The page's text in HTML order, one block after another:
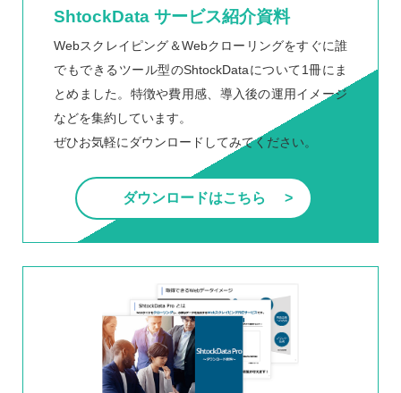
ShtockData サービス紹介資料
Webスクレイピング＆Webクローリングをすぐに誰
でもできるツール型のShtockDataについて1冊にま
とめました。特徴や費用感、導入後の運用イメージ
などを集約しています。
ぜひお気軽にダウンロードしてみてください。
ダウンロードはこちら